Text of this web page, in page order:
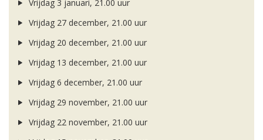
Vrijdag 3 januari, 21.00 uur
Vrijdag 27 december, 21.00 uur
Vrijdag 20 december, 21.00 uur
Vrijdag 13 december, 21.00 uur
Vrijdag 6 december, 21.00 uur
Vrijdag 29 november, 21.00 uur
Vrijdag 22 november, 21.00 uur